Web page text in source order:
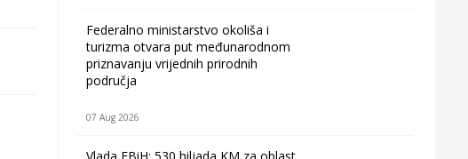
Federalno ministarstvo okoliša i
turizma otvara put međunarodnom
priznavanju vrijednih prirodnih
područja
07 Aug 2026